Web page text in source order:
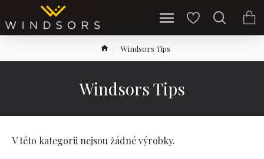
Windsors Tips
Windsors Tips
V této kategorii nejsou žádné výrobky.